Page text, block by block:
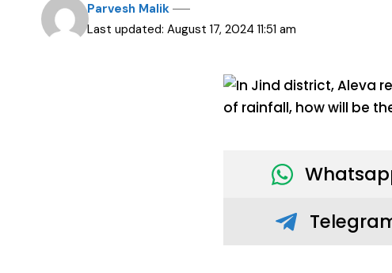
Last updated: August 17, 2024 11:51 am
Parvesh Malik